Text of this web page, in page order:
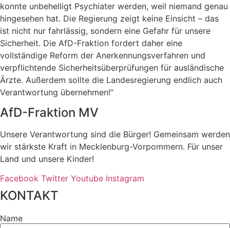
konnte unbehelligt Psychiater werden, weil niemand genau
hingesehen hat. Die Regierung zeigt keine Einsicht – das
ist nicht nur fahrlässig, sondern eine Gefahr für unsere
Sicherheit. Die AfD-Fraktion fordert daher eine
vollständige Reform der Anerkennungsverfahren und
verpflichtende Sicherheitsüberprüfungen für ausländische
Ärzte. Außerdem sollte die Landesregierung endlich auch
Verantwortung übernehmen!“
AfD-Fraktion MV
Unsere Verantwortung sind die Bürger! Gemeinsam werden
wir stärkste Kraft in Mecklenburg-Vorpommern. Für unser
Land und unsere Kinder!
Facebook Twitter Youtube Instagram
KONTAKT
Name